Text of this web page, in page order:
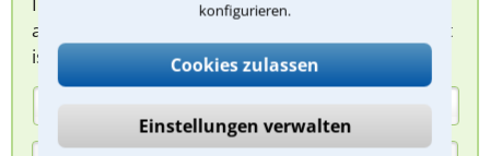
konfigurieren.
Cookies zulassen
Einstellungen verwalten
abzuklären. Die Rückmeldung durch einen Anwalt
ist für Sie kostenlos.
(Anrede)